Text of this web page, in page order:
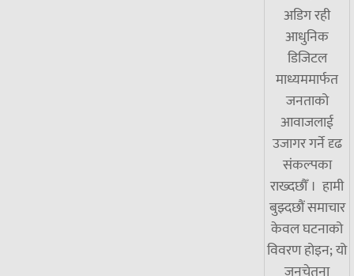
अडिग रही
आधुनिक
डिजिटल
माध्यममार्फत
जनताको
आवाजलाई
उजागर गर्ने दृढ
संकल्पका
राख्दछौँ । हामी
बुझ्दछौं समाचार
केवल घटनाको
विवरण होइन; यो